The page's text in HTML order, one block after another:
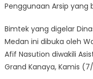
Penggunaan Arsip yang
Bimtek yang digelar
Medan ini dibuka oleh
Afif Nasution diwakili
Grand Kanaya, Kamis